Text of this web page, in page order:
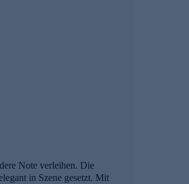
Note verleihen. Die
in Szene gesetzt. Mit